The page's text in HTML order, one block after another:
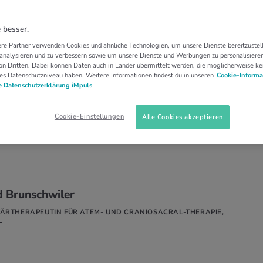
Therapie und
Methode kann Schmerzen lindern und
unterstützend helfen. Sie eignet sich für
Brunschwiler
FÜR ATEM- UND CRANIOSACRAL-THERAPIE,
besser.
Partner verwenden Cookies und ähnliche Technologien, um unsere Dienste
und zu verbessern sowie um unsere Dienste und Werbungen zu
Dritten. Dabei können Daten auch in Länder übermittelt werden, die möglicherweise
Datenschutzniveau haben. Weitere Informationen findest du in unseren Cookie-
Datenschutzerklärung iMpuls
Cookie-Einstellungen Alle Cookies akzeptieren